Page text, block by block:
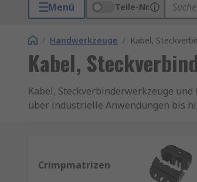
Menü Teile-Nr.
/ Handwerkzeuge / Kabel,
Kabel,
Kabel, Steckverbinderwerkzeuge
über industrielle Anwendungen bis
Kabel – Arten und Anwendungen
Kabel dienen der Übertragung von
Crimpmatrizen